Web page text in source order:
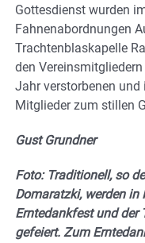
Gottesdienst wurden
Fahnenabordnungen
Trachtenblaskapelle
den
Jahr verstorbenen
Mitglieder zum stillen
Gust Grundner
Foto: Traditionell, so
Domaratzki, werden in
Erntedankfest und der
gefeiert. Zum